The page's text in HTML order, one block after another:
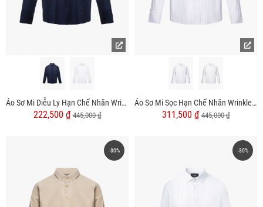
Áo Sơ Mi Diễu Ly Hạn Chế Nhăn Wrinkle X Thêu Peakhour Form Slimfit SM182
222,500 ₫445,000 ₫
Áo Sơ Mi Sọc Hạn Chế Nhăn Wrinkle X Thêu Chữ M Form Tailored SM177
311,500 ₫445,000 ₫
-30% -30%